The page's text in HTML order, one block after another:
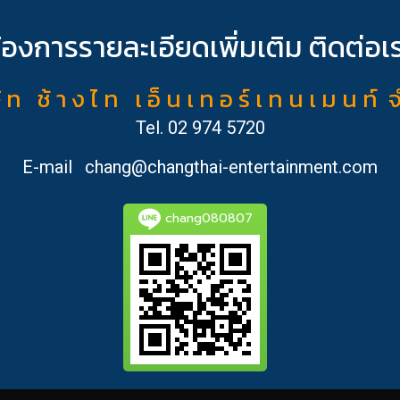
งการรายละเอียดเพิ่มเติม ติดต่อเ
ท ช้ า ง ไ ท เ อ็ น เ ท อ ร์ เ ท น เ ม น ท์
Tel. 02 974 5720
E-mail
chang@changthai-entertainment.com
chang080807